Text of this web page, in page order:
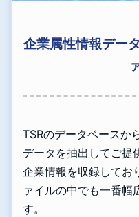
企業属性情報デー
TSRのデータベースか
データを抽出してご提
企業情報を収録してお
ァイルの中でも一番幅
す。